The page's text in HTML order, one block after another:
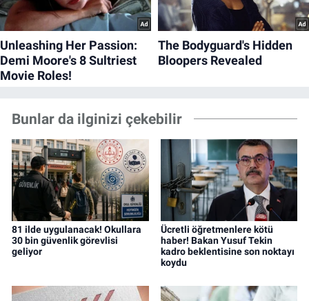
Bunlar da ilginizi çekebilir
81 ilde uygulanacak! Okullara
30 bin güvenlik görevlisi
geliyor
Ücretli öğretmenlere kötü
haber! Bakan Yusuf Tekin
kadro beklentisine son noktayı
koydu